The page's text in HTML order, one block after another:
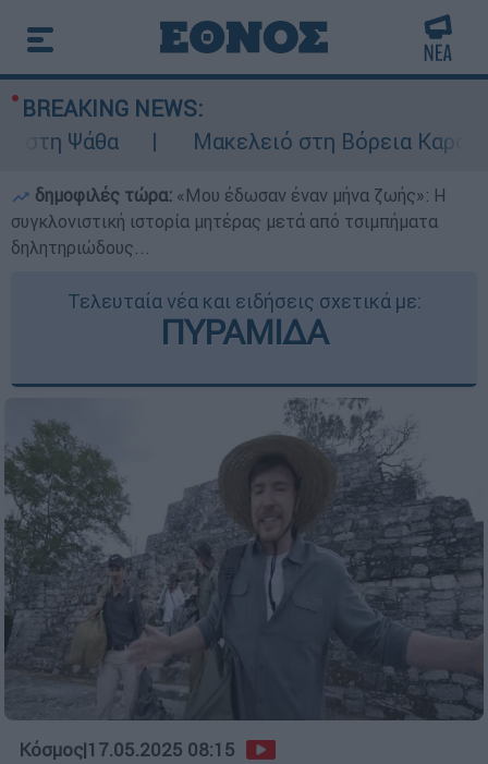
BREAKING NEWS:
Μακελειό στη Βόρεια Καρολίνα
δημοφιλές τώρα: «Μου έδωσαν έναν μήνα ζωής»: Η
συγκλονιστική ιστορία μητέρας μετά από τσιμπήματα
δηλητηριώδους...
Τελευταία νέα και ειδήσεις σχετικά με:
ΠΥΡΑΜΙΔΑ
Κόσμος|17.05.2025 08:15